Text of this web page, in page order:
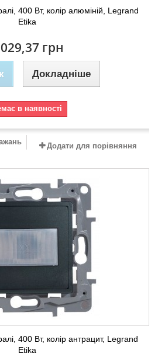
400 Вт, колір алюміній, Legrand
Etika
грн
Докладніше
в наявності
Додати для порівняння
400 Вт, колір антрацит, Legrand
Etika